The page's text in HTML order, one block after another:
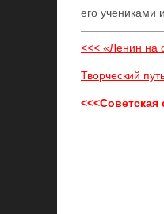
его учениками
<<< «Ленин на
Творческий
<<<Советская